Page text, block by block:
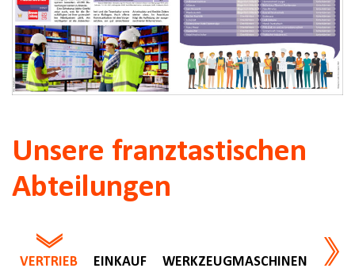
Unsere franztastischen
Abteilungen
VERTRIEB EINKAUF WERKZEUGMASCHINEN